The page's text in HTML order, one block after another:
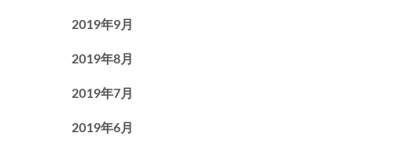
2019年9月
2019年8月
2019年7月
2019年6月